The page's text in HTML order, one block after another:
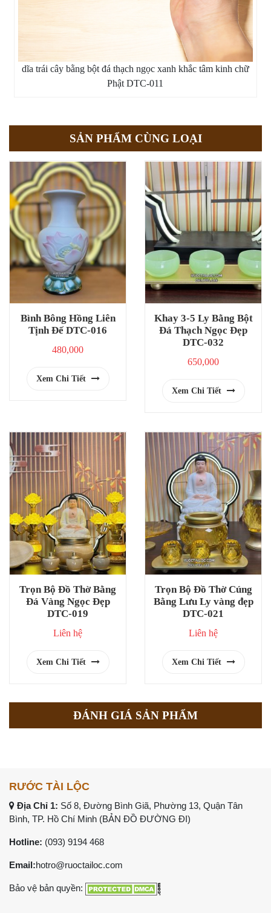
dĩa trái cây bằng bột đá thạch ngọc xanh khắc tâm kinh chữ
Phật DTC-011
SẢN PHẨM CÙNG LOẠI
Bình Bông Hồng Liên
Tịnh Đế DTC-016
480,000
Xem Chi Tiết
Khay 3-5 Ly Bằng Bột
Đá Thạch Ngọc Đẹp
DTC-032
650,000
Xem Chi Tiết
Trọn Bộ Đồ Thờ Bằng
Đá Vàng Ngọc Đẹp
DTC-019
Liên hệ
Xem Chi Tiết
Trọn Bộ Đồ Thờ Cúng
Bằng Lưu Ly vàng đẹp
DTC-021
Liên hệ
Xem Chi Tiết
ĐÁNH GIÁ SẢN PHẨM
RƯỚC TÀI LỘC
Địa Chỉ 1: Số 8, Đường Bình Giã, Phường 13, Quận Tân
Bình, TP. Hồ Chí Minh (BẢN ĐỒ ĐƯỜNG ĐI)
Hotline: (093) 9194 468
Email:hotro@ruoctailoc.com
Bảo vệ bản quyền: